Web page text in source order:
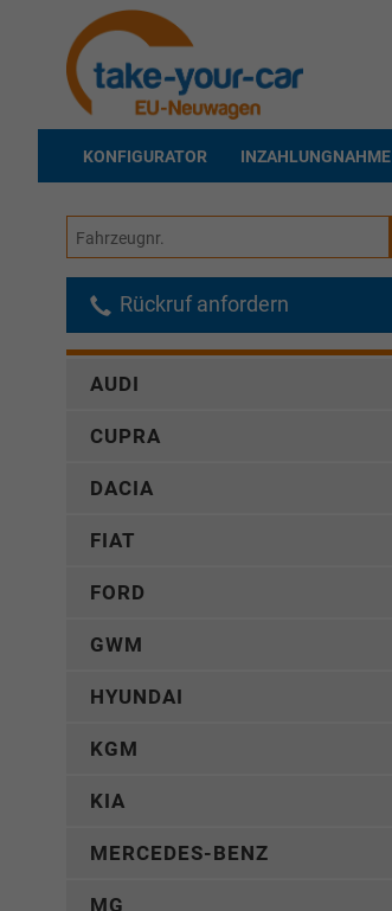
KONFIGURATOR INZAHLUNGNAHME
Fahrzeugnr.
Rückruf anfordern
AUDI
CUPRA
DACIA
FIAT
FORD
GWM
HYUNDAI
KGM
KIA
MERCEDES-BENZ
MG